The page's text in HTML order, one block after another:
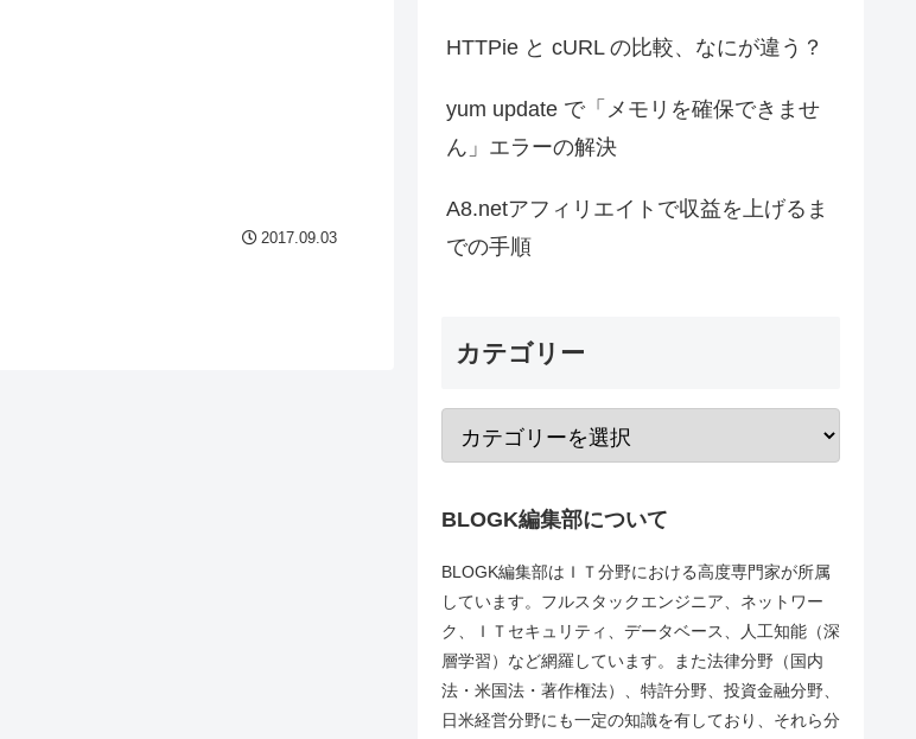
2017.09.03
HTTPie と cURL の比較、なにが違う？
yum update で「メモリを確保できませ
ん」エラーの解決
A8.netアフィリエイトで収益を上げるま
での手順
カテゴリー
BLOGK編集部について
BLOGK編集部はＩＴ分野における高度専門家が所属
しています。フルスタックエンジニア、ネットワー
ク、ＩＴセキュリティ、データベース、人工知能（深
層学習）など網羅しています。また法律分野（国内
法・米国法・著作権法）、特許分野、投資金融分野、
日米経営分野にも一定の知識を有しており、それら分